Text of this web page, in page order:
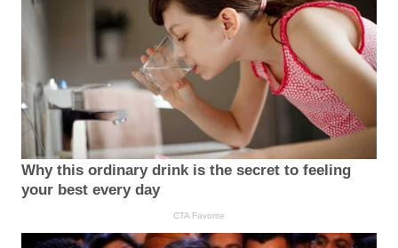
Why this ordinary drink is the secret to feeling
your best every day
CTA Favorite